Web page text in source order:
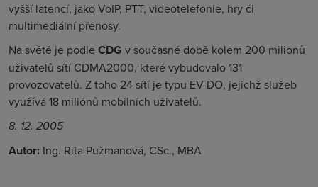
vyšší latencí, jako VoIP, PTT, videotelefonie, hry či
multimediální přenosy.
Na světě je podle CDG v současné době kolem 200 milionů
uživatelů sítí CDMA2000, které vybudovalo 131
provozovatelů. Z toho 24 sítí je typu EV-DO, jejichž služeb
využívá 18 miliónů mobilních uživatelů.
8. 12. 2005
Autor: Ing. Rita Pužmanová, CSc., MBA